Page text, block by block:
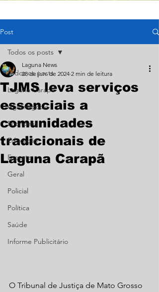
Post
Todos os posts
Laguna Carapã
Agronegócio
Economia
Educação
Esporte
Geral
Policial
Política
Saúde
Informe Publicitário
Todos os posts
TJMS leva serviços
essenciais a
comunidades
tradicionais de
Laguna Carapã
Laguna News
28 de jun. de 2024 2 min de leitura
O Tribunal de Justiça de Mato Grosso